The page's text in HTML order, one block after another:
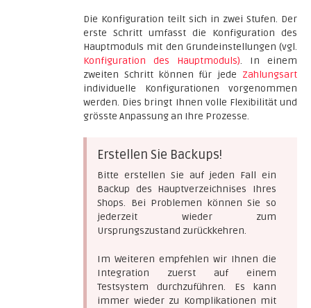
Die Konfiguration teilt sich in zwei Stufen. Der
erste Schritt umfasst die Konfiguration des
Hauptmoduls mit den Grundeinstellungen (vgl.
Konfiguration des Hauptmoduls). In einem
zweiten Schritt können für jede Zahlungsart
individuelle Konfigurationen vorgenommen
werden. Dies bringt Ihnen volle Flexibilität und
grösste Anpassung an Ihre Prozesse.
Erstellen Sie Backups!
Bitte erstellen Sie auf jeden Fall ein
Backup des Hauptverzeichnises Ihres
Shops. Bei Problemen können Sie so
jederzeit wieder zum
Ursprungszustand zurückkehren.
Im Weiteren empfehlen wir Ihnen die
Integration zuerst auf einem
Testsystem durchzuführen. Es kann
immer wieder zu Komplikationen mit